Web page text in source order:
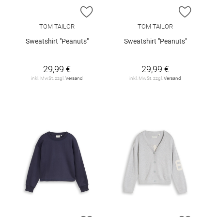
ZUR WUNSCHLISTE HINZUFÜGEN
TOM TAILOR
Sweatshirt "Peanuts"
29,99 €
inkl. MwSt. zzgl.Versand
ZUR
TOM TAILOR
Sweatshirt "Peanuts"
29,99 €
inkl. MwSt. zzgl.Versand